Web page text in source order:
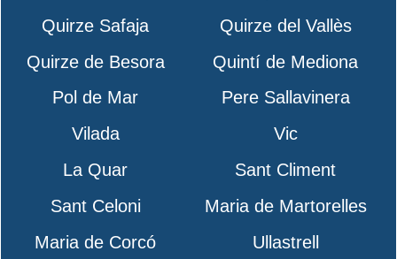
Quirze Safaja
Quirze del Vallès
Quirze de Besora
Quintí de Mediona
Pol de Mar
Pere Sallavinera
Vilada
Vic
La Quar
Sant Climent
Sant Celoni
Maria de Martorelles
Maria de Corcó
Ullastrell